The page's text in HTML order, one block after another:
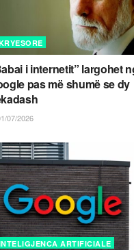
i internetit” largohet
pas më shumë se dy
07/2026
ARTIFICIALE